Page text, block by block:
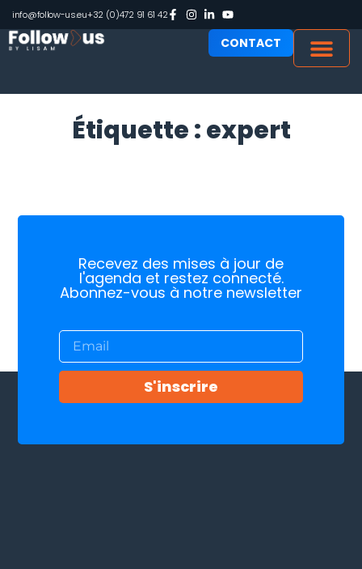
info@follow-us.eu+32 (0)472 91 61 42
CONTACT
Étiquette : expert
Recevez des mises à jour de
l'agenda et restez connecté.
Abonnez-vous à notre newsletter
S'inscrire